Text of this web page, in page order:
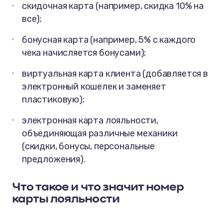
скидочная карта (например, скидка 10% на
все);
бонусная карта (например, 5% с каждого
чека начисляется бонусами);
виртуальная карта клиента (добавляется в
электронный кошелек и заменяет
пластиковую);
электронная карта лояльности,
объединяющая различные механики
(скидки, бонусы, персональные
предложения).
Что такое и что значит номер
карты лояльности